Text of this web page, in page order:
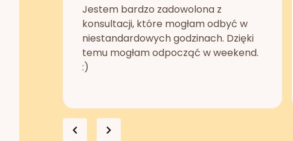
Jestem bardzo zadowolona z
konsultacji, które mogłam odbyć w
niestandardowych godzinach. Dzięki
temu mogłam odpocząć w weekend.
:)